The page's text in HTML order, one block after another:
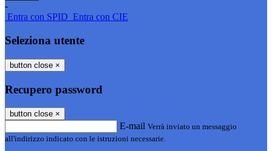
-
Entra con SPID Entra con CIE
Seleziona utente
button close ×
Recupero password
button close ×
E-mail Verrà inviato un messaggio
all'indirizzo indicato con le istruzioni necessarie.